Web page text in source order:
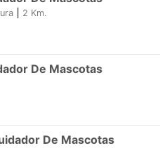
2 Km.
De Mascotas
De Mascotas